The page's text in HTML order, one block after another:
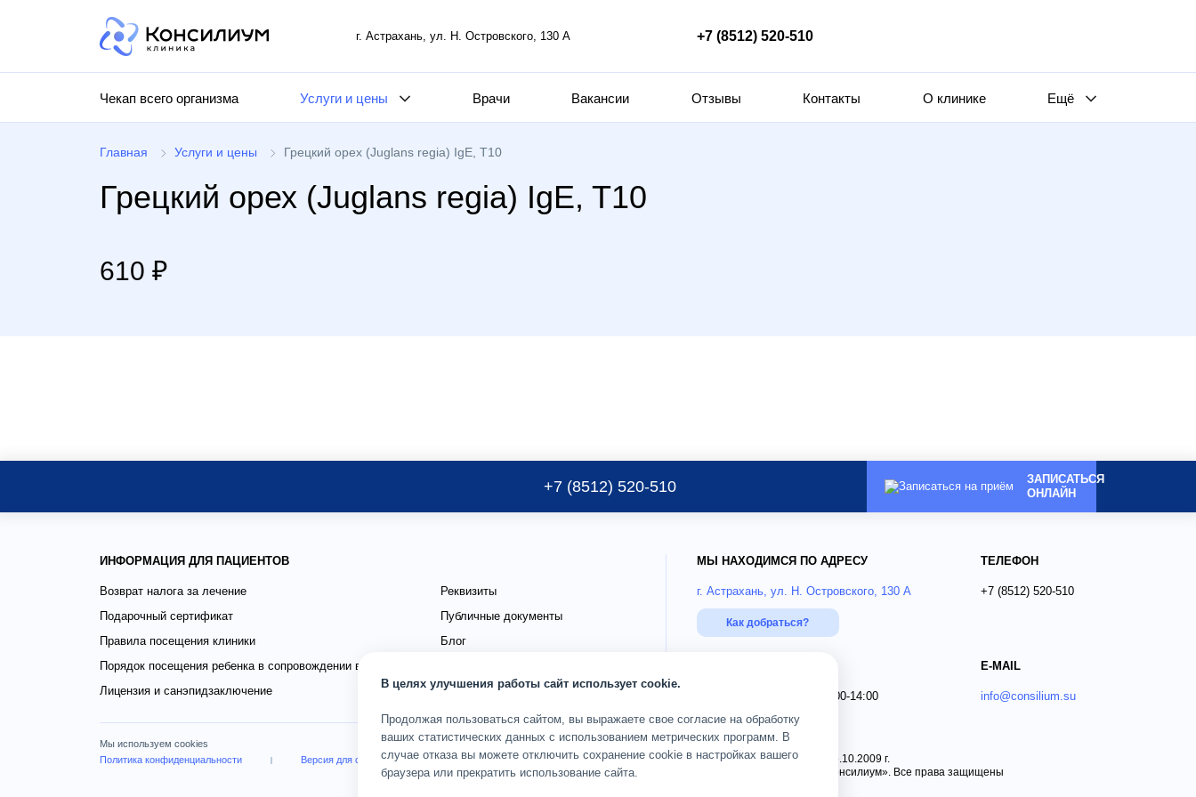
г. Астрахань, ул. Н. Островского, 130 А +7 (8512) 520-510
Чекап всего организма Услуги и цены Врачи Вакансии Отзывы Контакты О клинике Ещё
Главная Услуги и цены Грецкий орех (Juglans regia) IgE, T10
Грецкий орех (Juglans regia) IgE, T10
610 ₽
+7 (8512) 520-510
ЗАПИСАТЬСЯ
ОНЛАЙН
ИНФОРМАЦИЯ ДЛЯ ПАЦИЕНТОВ
Возврат налога за лечение
Подарочный сертификат
Правила посещения клиники
Порядок посещения ребенка в сопровождении взрослого
Лицензия и санэпидзаключение
Реквизиты
Публичные документы
Блог
О клинике
Мы используем cookies
Политика конфиденциальности
Версия для слабовидящих Карта сайта
МЫ НАХОДИМСЯ ПО АДРЕСУ
г. Астрахань, ул. Н. Островского, 130 А
Как добраться?
ТЕЛЕФОН
+7 (8512)520-510
Пн-Сб 08:00-20:00; Вс 09:00-14:00
E-MAIL
info@consilium.su
ОГРН 1093017002583 от 15.10.2009 г.
© 2010 — 2026 Клиника «Консилиум». Все права защищены
В целях улучшения работы сайт использует cookie.
Продолжая пользоваться сайтом, вы выражаете свое согласие на обработку
ваших статистических данных с использованием метрических программ. В
случае отказа вы можете отключить сохранение cookie в настройках вашего
браузера или прекратить использование сайта.